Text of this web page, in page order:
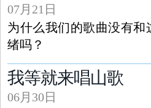
07月21日
为什么我们的歌曲没有
绪吗？
我等就来唱山歌
06月30日